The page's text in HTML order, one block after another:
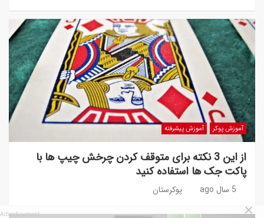
آموزش پوکر آموزش پیشرفته
از این 3 نکته برای متوقف کردن چرخش چیپ ها با
پاکت جک ها استفاده کنید
5 سال ago پوکرستان
Advertisement